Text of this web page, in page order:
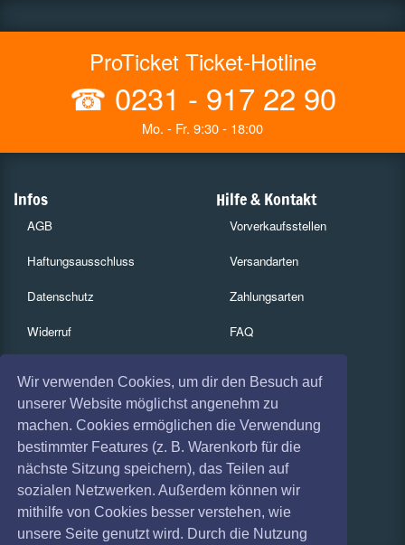
Wir verwenden Cookies, um dir den Besuch auf
unserer Website möglichst angenehm zu
machen. Cookies ermöglichen die Verwendung
bestimmter Features (z. B. Warenkorb für die
nächste Sitzung speichern), das Teilen auf
sozialen Netzwerken. Außerdem können wir
mithilfe von Cookies besser verstehen, wie
unsere Seite genutzt wird. Durch die Nutzung
ProTicket Ticket-Hotline
☎ 0231 - 917 22 90
Mo. - Fr. 9:30 - 18:00
Infos
AGB
Haftungsausschluss
Datenschutz
Widerruf
Absagen
Hilfe & Kontakt
Vorverkaufsstellen
Versandarten
Zahlungsarten
FAQ
Services
Gutscheine
Geschäftskunden
Kartenrückgabe
Besucherregistrierung